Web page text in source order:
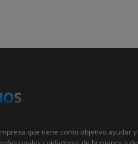
que tiene como objetivo ayudar y